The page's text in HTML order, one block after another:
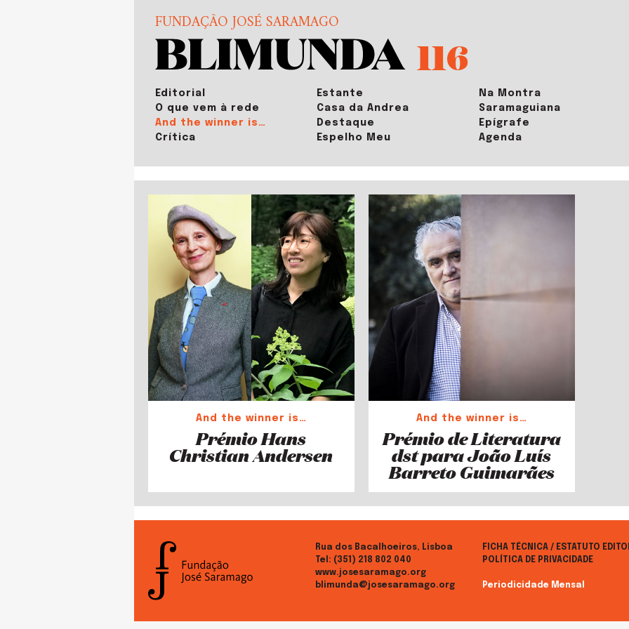
FUNDAÇÃO JOSÉ SARAMAGO
116
Editorial
O que vem à rede
And the winner is…
Crítica
Estante
Casa da Andrea
Destaque
Espelho Meu
Na Montra
Saramaguiana
Epígrafe
Agenda
And the winner is…
Prémio Hans
Christian Andersen
And the winner is…
Prémio de Literatura
dst para João Luís
Barreto Guimarães
Rua dos Bacalhoeiros, Lisboa
Tel: (351) 218 802 040
www.josesaramago.org
blimunda@josesaramago.org
FICHA TÉCNICA / ESTATUTO
POLÍTICA DE PRIVACIDADE
Periodicidade Mensal